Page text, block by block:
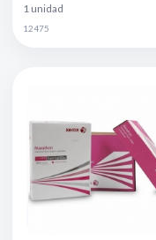
1 unidad
12475